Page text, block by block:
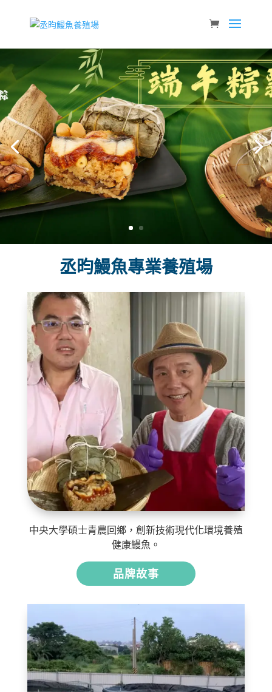
粽遞傳統
獨特風味
立即訂購
丞昀鰻魚專業養殖場
中央大學碩士青農回鄉，創新技術現代化環境養殖
健康鰻魚。
品牌故事